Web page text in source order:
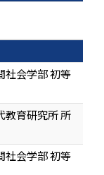
社会学部 初等
教育研究所 所
社会学部 初等